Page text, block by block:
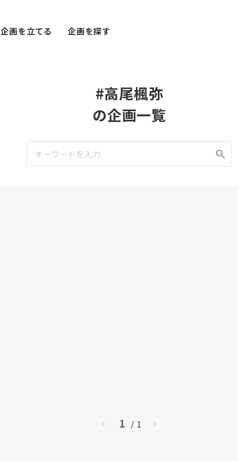
企画を立てる 企画を探す
#高尾楓弥
の企画一覧
search
chevron_left 1 / 1 chevron_right